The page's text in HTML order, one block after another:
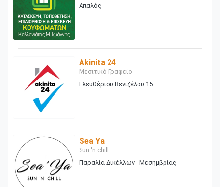
Απαλός
Akinita 24
Μεσιτικό Γραφείο
Ελευθέριου Βενιζέλου 15
Sea Ya
Sun 'n chill
Παραλία Δικέλλων - Μεσημβρίας